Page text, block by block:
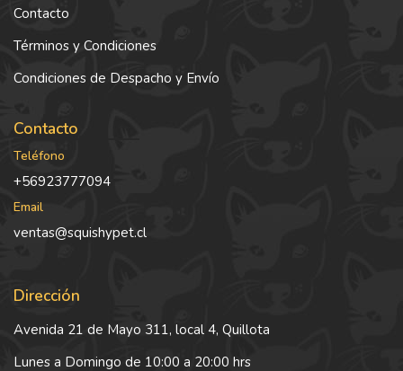
Contacto
Términos y Condiciones
Condiciones de Despacho y Envío
Contacto
Teléfono
+56923777094
Email
ventas@squishypet.cl
Dirección
Avenida 21 de Mayo 311, local 4, Quillota
Lunes a Domingo de 10:00 a 20:00 hrs